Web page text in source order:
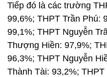
Tiếp đó là các trường
99,6%; THPT Trần Phú:
99,1%; THPT Nguyễn
Thượng Hiền: 97,9%;
96,3%; THPT Nguyễn
Thành Tài: 93,2%;